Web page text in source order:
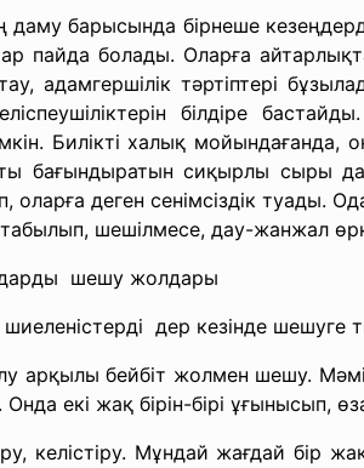
даму барысында бірнеше
пайда болады. Оларға
адамгершілік тәртіптері
білдіре
Билікті халық мойындағанда,
бағындыратын сиқырлы сыры
оларға деген сенімсіздік
шешілмесе, дау-жанжал
шешу жолдары
шиеленістерді дер кезінде
арқылы бейбіт жолмен шешу.
екі жақ бірін-бірі ұғынысып,
келістіру. Мұндай жағдай